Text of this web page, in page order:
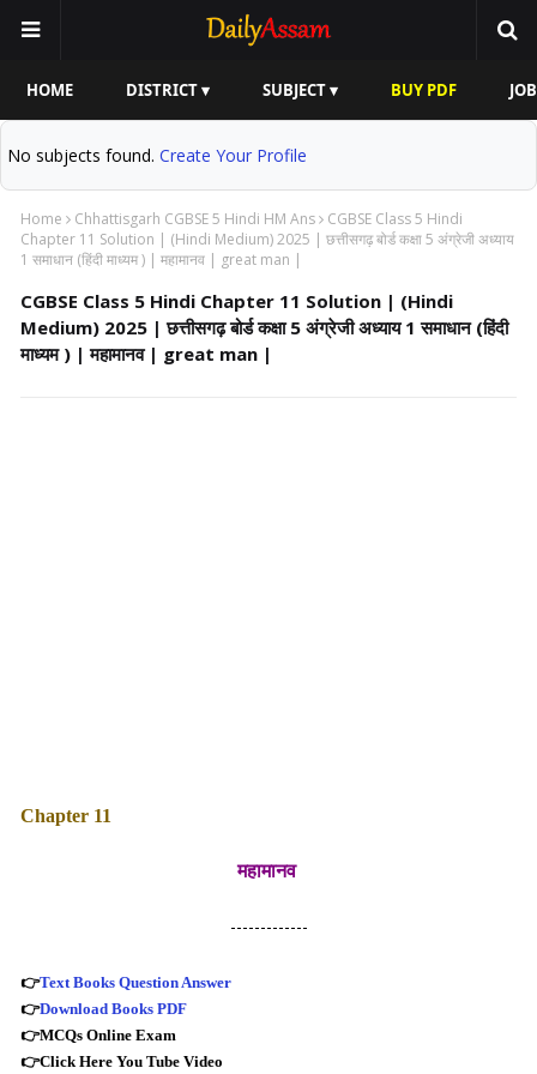
HOME DISTRICT ▾ SUBJECT ▾ BUY PDF
No subjects found. Create Your Profile
Home Chhattisgarh CGBSE 5 Hindi HM Ans
CGBSE Class 5 Hindi
Chapter 11 Solution | (Hindi Medium) 2025 | छत्तीसगढ़ बोर्ड कक्षा 5 अंग्रेजी अध्याय
1 समाधान (हिंदी माध्यम ) | महामानव | great man |
CGBSE Class 5 Hindi Chapter 11 Solution | (Hindi
Medium) 2025 | छत्तीसगढ़ बोर्ड कक्षा 5 अंग्रेजी अध्याय 1 समाधान (हिंदी
माध्यम ) | महामानव | great man |
Chapter 11
महामानव
-------------
👉Text Books Question Answer
👉Download Books PDF
👉MCQs Online Exam
👉Click Here You Tube Video